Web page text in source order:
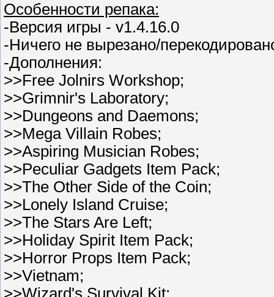
Особенности репака:
-Версия игры - v1.4.16.0
-Ничего не вырезано/
-Дополнения:
>>Free Jolnirs Workshop;
>>Grimnir's Laboratory;
>>Dungeons and Daemons;
>>Mega Villain Robes;
>>Aspiring Musician Robes;
>>Peculiar Gadgets Item Pack;
>>The Other Side of the Coin;
>>Lonely Island Cruise;
>>The Stars Are Left;
>>Holiday Spirit Item Pack;
>>Horror Props Item Pack;
>>Vietnam;
>>Wizard's Survival Kit;